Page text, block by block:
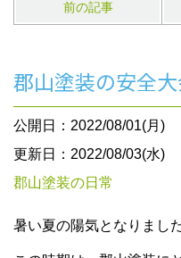
前の記事
郡山塗装の安全大
公開日：2022/08/01(月)
更新日：2022/08/03(水)
郡山塗装の日常
暑い夏の陽気となりました